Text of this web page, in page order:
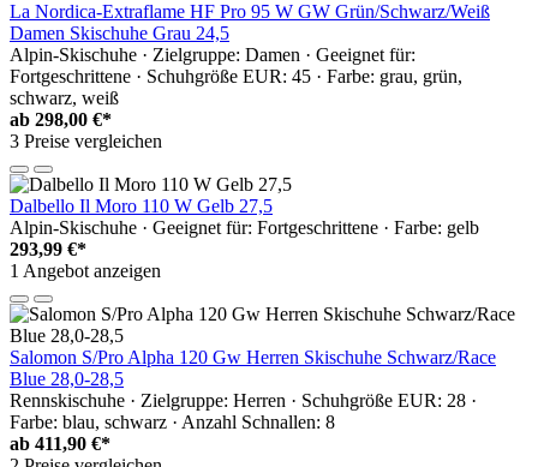
La Nordica-Extraflame HF Pro 95 W GW Grün/Schwarz/Weiß
Damen Skischuhe Grau 24,5
Alpin-Skischuhe · Zielgruppe: Damen · Geeignet für:
Fortgeschrittene · Schuhgröße EUR: 45 · Farbe: grau, grün,
schwarz, weiß
ab 298,00 €*
3 Preise vergleichen
Dalbello Il Moro 110 W Gelb 27,5
Alpin-Skischuhe · Geeignet für: Fortgeschrittene · Farbe: gelb
293,99 €*
1 Angebot anzeigen
Salomon S/Pro Alpha 120 Gw Herren Skischuhe Schwarz/Race
Blue 28,0-28,5
Rennskischuhe · Zielgruppe: Herren · Schuhgröße EUR: 28 ·
Farbe: blau, schwarz · Anzahl Schnallen: 8
ab 411,90 €*